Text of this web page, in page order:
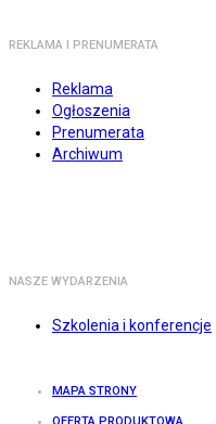
REKLAMA I PRENUMERATA
Reklama
Ogłoszenia
Prenumerata
Archiwum
NASZE WYDARZENIA
Szkolenia i konferencje
MAPA STRONY